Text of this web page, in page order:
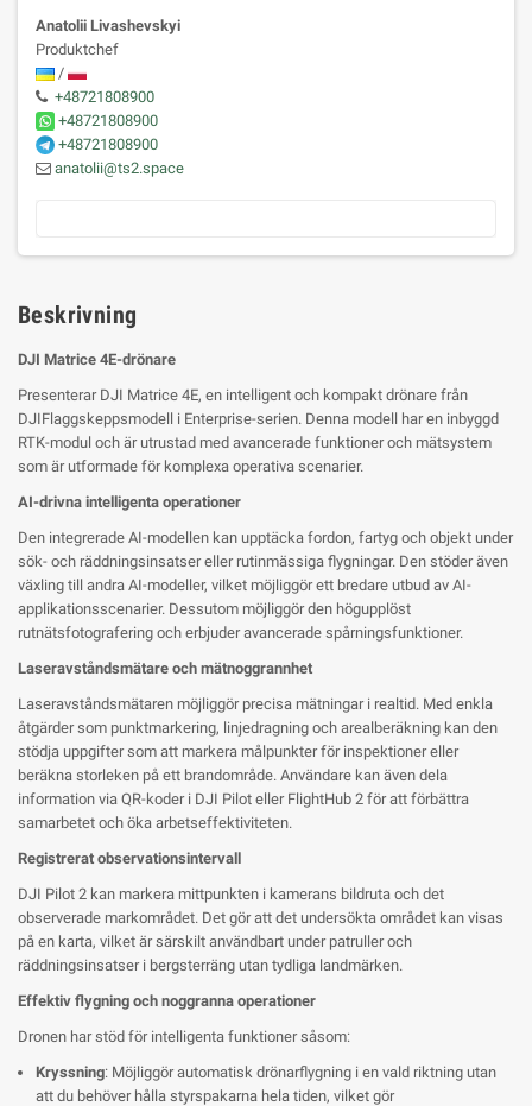
Anatolii Livashevskyi
Produktchef
/
+48721808900
+48721808900
+48721808900
anatolii@ts2.space
Beskrivning
DJI Matrice 4E-drönare
Presenterar DJI Matrice 4E, en intelligent och kompakt drönare från
DJIFlaggskeppsmodell i Enterprise-serien. Denna modell har en inbyggd
RTK-modul och är utrustad med avancerade funktioner och mätsystem
som är utformade för komplexa operativa scenarier.
AI-drivna intelligenta operationer
Den integrerade AI-modellen kan upptäcka fordon, fartyg och objekt under
sök- och räddningsinsatser eller rutinmässiga flygningar. Den stöder även
växling till andra AI-modeller, vilket möjliggör ett bredare utbud av AI-
applikationsscenarier. Dessutom möjliggör den högupplöst
rutnätsfotografering och erbjuder avancerade spårningsfunktioner.
Laseravståndsmätare och mätnoggrannhet
Laseravståndsmätaren möjliggör precisa mätningar i realtid. Med enkla
åtgärder som punktmarkering, linjedragning och arealberäkning kan den
stödja uppgifter som att markera målpunkter för inspektioner eller
beräkna storleken på ett brandområde. Användare kan även dela
information via QR-koder i DJI Pilot eller FlightHub 2 för att förbättra
samarbetet och öka arbetseffektiviteten.
Registrerat observationsintervall
DJI Pilot 2 kan markera mittpunkten i kamerans bildruta och det
observerade markområdet. Det gör att det undersökta området kan visas
på en karta, vilket är särskilt användbart under patruller och
räddningsinsatser i bergsterräng utan tydliga landmärken.
Effektiv flygning och noggranna operationer
Dronen har stöd för intelligenta funktioner såsom:
Kryssning: Möjliggör automatisk drönarflygning i en vald riktning utan
att du behöver hålla styrspakarna hela tiden, vilket gör